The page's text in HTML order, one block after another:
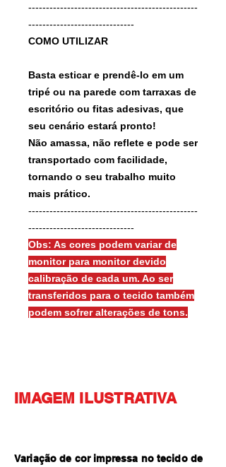
------------------------------------------------
------------------------------
COMO UTILIZAR
Basta esticar e prendê-lo em um
tripé ou na parede com tarraxas de
escritório ou fitas adesivas, que
seu cenário estará pronto!
Não amassa, não reflete e pode ser
transportado com facilidade,
tornando o seu trabalho muito
mais prático.
------------------------------------------------
------------------------------
Obs: As cores podem variar de
monitor para monitor devido
calibração de cada um. Ao ser
transferidos para o tecido também
podem sofrer alterações de tons.
IMAGEM ILUSTRATIVA
Variação de cor impressa no tecido de